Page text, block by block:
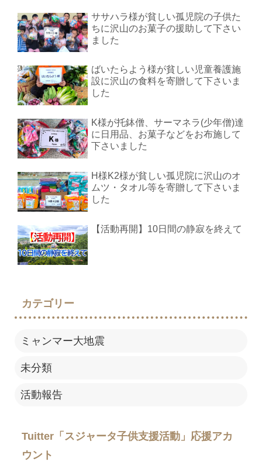
ササハラ様が貧しい孤児院の子供た
ちに沢山のお菓子の援助して下さい
ました
ばいたらよう様が貧しい児童養護施
設に沢山の食料を寄贈して下さいま
した
K様が托鉢僧、サーマネラ(少年僧)達
に日用品、お菓子などをお布施して
下さいました
H様K2様が貧しい孤児院に沢山のオ
ムツ・タオル等を寄贈して下さいま
した
【活動再開】10日間の静寂を終えて
カテゴリー
ミャンマー大地震
未分類
活動報告
Tuitter「スジャータ子供支援活動」応援アカ
ウント